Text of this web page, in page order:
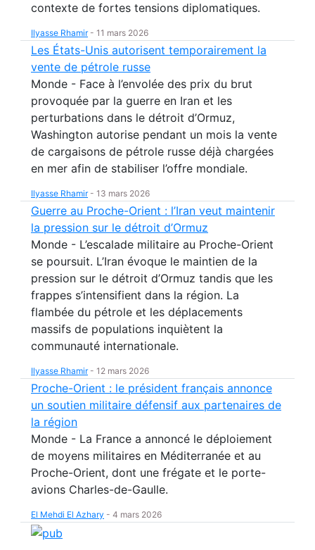
contexte de fortes tensions diplomatiques.
Ilyasse Rhamir- 11 mars 2026
Les États-Unis autorisent temporairement la
vente de pétrole russe
Monde - Face à l’envolée des prix du brut
provoquée par la guerre en Iran et les
perturbations dans le détroit d’Ormuz,
Washington autorise pendant un mois la vente
de cargaisons de pétrole russe déjà chargées
en mer afin de stabiliser l’offre mondiale.
Ilyasse Rhamir- 13 mars 2026
Guerre au Proche-Orient : l’Iran veut maintenir
la pression sur le détroit d’Ormuz
Monde - L’escalade militaire au Proche-Orient
se poursuit. L’Iran évoque le maintien de la
pression sur le détroit d’Ormuz tandis que les
frappes s’intensifient dans la région. La
flambée du pétrole et les déplacements
massifs de populations inquiètent la
communauté internationale.
Ilyasse Rhamir- 12 mars 2026
Proche-Orient : le président français annonce
un soutien militaire défensif aux partenaires de
la région
Monde - La France a annoncé le déploiement
de moyens militaires en Méditerranée et au
Proche-Orient, dont une frégate et le porte-
avions Charles-de-Gaulle.
El Mehdi El Azhary - 4 mars 2026